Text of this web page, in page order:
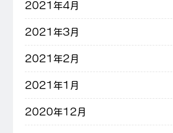
2021年4月
2021年3月
2021年2月
2021年1月
2020年12月